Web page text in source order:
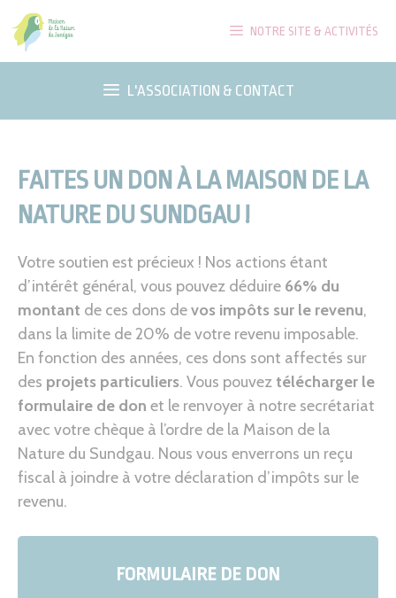
Aller
au
contenu
NOTRE SITE & ACTIVITÉS
L'ASSOCIATION & CONTACT
FAITES UN DON À LA MAISON DE LA
NATURE DU SUNDGAU !
Votre soutien est précieux ! Nos actions étant
d’intérêt général, vous pouvez déduire 66% du
montant de ces dons devos impôts sur le revenu,
dans la limite de 20% de votre revenu imposable.
En fonction des années, ces dons sont affectés sur
des projets particuliers. Vous pouvez télécharger le
formulaire de don et le renvoyer à notre secrétariat
avec votre chèque à l’ordre de la Maison de la
Nature du Sundgau. Nous vous enverrons un reçu
fiscal à joindre à votre déclaration d’impôts sur le
revenu.
FORMULAIRE DE DON